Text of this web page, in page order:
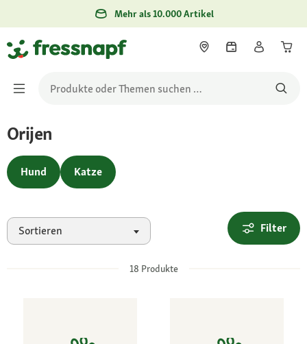
Mehr als 10.000 Artikel
Orijen
Hund Katze
Sortieren Filter
18 Produkte